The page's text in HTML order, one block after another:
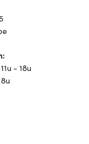
- 18u